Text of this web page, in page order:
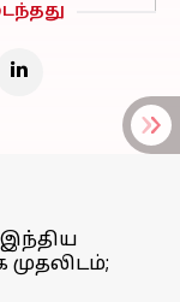
இந்திய